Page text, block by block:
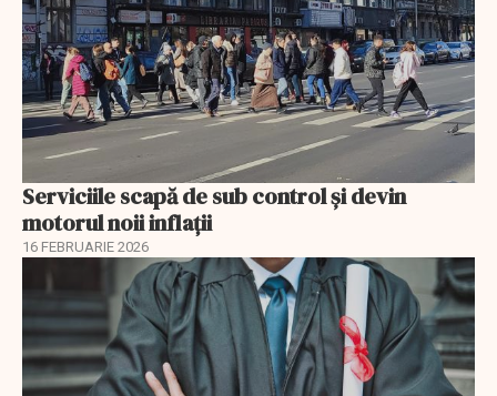
Serviciile scapă de sub control și devin
motorul noii inflații
16 FEBRUARIE 2026